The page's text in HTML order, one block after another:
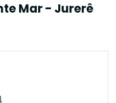
Mar - Jurerê